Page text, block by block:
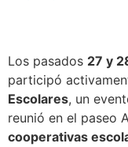
Los pasados 27 y
participó
Escolares, un
reunió en el paseo
cooperativas